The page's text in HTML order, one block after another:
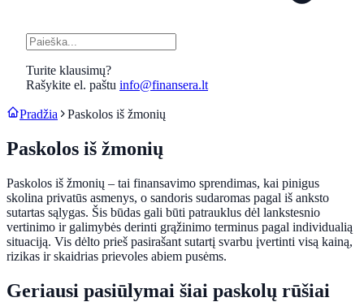
Turite klausimų?
Rašykite el. paštu info@finansera.lt
Pradžia Paskolos iš žmonių
Paskolos iš žmonių
Paskolos iš žmonių – tai finansavimo sprendimas, kai pinigus
skolina privatūs asmenys, o sandoris sudaromas pagal iš anksto
sutartas sąlygas. Šis būdas gali būti patrauklus dėl lankstesnio
vertinimo ir galimybės derinti grąžinimo terminus pagal individualią
situaciją. Vis dėlto prieš pasirašant sutartį svarbu įvertinti visą kainą,
rizikas ir skaidrias prievoles abiem pusėms.
Geriausi pasiūlymai šiai paskolų rūšiai